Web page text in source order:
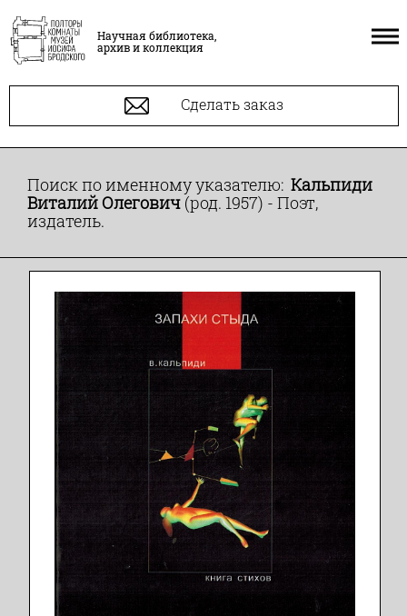
Научная библиотека,
архив и коллекция
Сделать заказ
Поиск по именному указателю: Кальпиди
Виталий Олегович (род. 1957) - Поэт,
издатель.